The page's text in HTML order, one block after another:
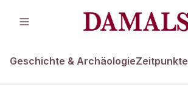
Geschichte & ArchäologieZeitpunkte